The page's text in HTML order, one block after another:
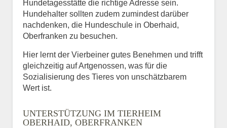
Hundetagesstätte die richtige Adresse sein.
Hundehalter sollten zudem zumindest darüber
nachdenken, die Hundeschule in Oberhaid,
Oberfranken zu besuchen.
Hier lernt der Vierbeiner gutes Benehmen und trifft
gleichzeitig auf Artgenossen, was für die
Sozialisierung des Tieres von unschätzbarem
Wert ist.
UNTERSTÜTZUNG IM TIERHEIM
OBERHAID, OBERFRANKEN